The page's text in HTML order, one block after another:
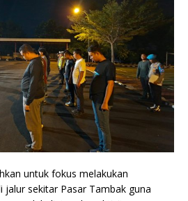
untuk fokus melakukan
sekitar Pasar Tambak guna